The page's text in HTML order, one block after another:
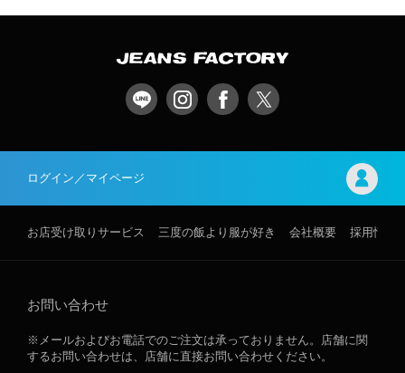
ログイン／マイページ
お店受け取りサービス 三度の飯より服が好き 会社概要 採用情報
お問い合わせ
※メールおよびお電話でのご注文は承っておりません。店舗に関
するお問い合わせは、店舗に直接お問い合わせください。